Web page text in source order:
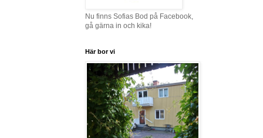
Nu finns Sofias Bod på Facebook,
gå gärna in och kika!
Här bor vi